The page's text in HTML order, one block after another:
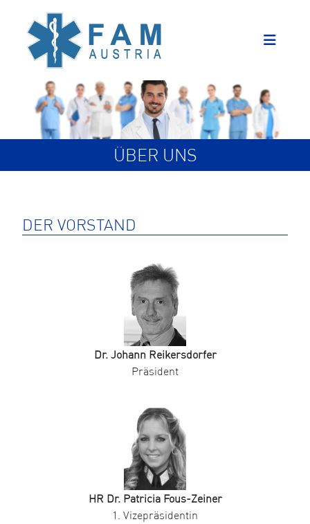
ÜBER UNS
DER VORSTAND
Dr. Johann Reikersdorfer
Präsident
HR Dr. Patricia Fous-Zeiner
1. Vizepräsidentin